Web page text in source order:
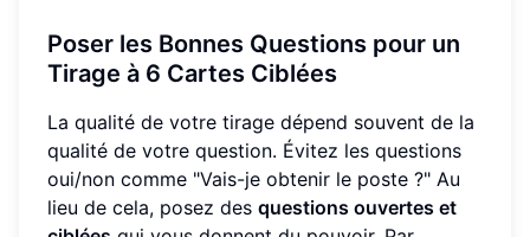
Poser les Bonnes Questions pour un
Tirage à 6 Cartes Ciblées
La qualité de votre tirage dépend souvent de la
qualité de votre question. Évitez les questions
oui/non comme "Vais-je obtenir le poste ?" Au
lieu de cela, posez des questions ouvertes et